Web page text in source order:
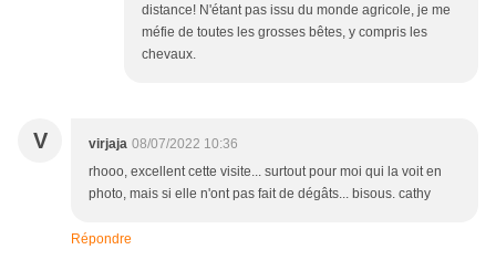
distance! N'étant pas issu du monde agricole, je me
méfie de toutes les grosses bêtes, y compris les
chevaux.
V virjaja 08/07/2022 10:36
rhooo, excellent cette visite... surtout pour moi qui la voit en
photo, mais si elle n'ont pas fait de dégâts... bisous. cathy
Répondre